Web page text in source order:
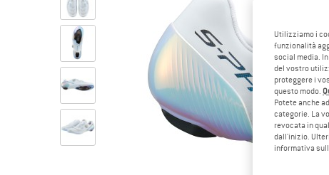
Utilizziamo i
funzionalità
social media.
del vostro
proteggere i
questo modo.
Potete anche
categorie. La
revocata in
dall'inizio.
informativa